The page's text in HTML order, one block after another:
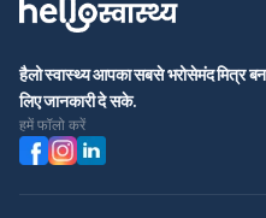
हैलो स्वास्थ्य आपका सबसे भरोसेमंद मित्र
लिए जानकारी दे सके.
हमें फॉलो करें